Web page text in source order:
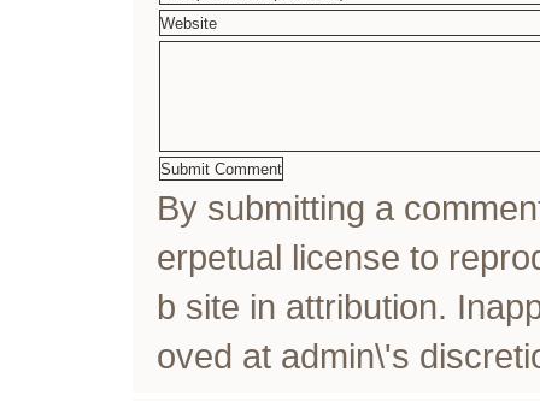
By submitting a
erpetual license to
b site in attribution.
oved at admin\'s